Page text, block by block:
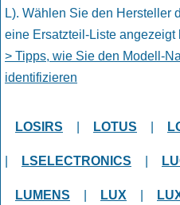
L). Wählen Sie den Hersteller
eine Ersatzteil-Liste angezeigt
> Tipps, wie Sie den Modell-
identifizieren
LOSIRS LOTUS
LSELECTRONICS
LUMENS LUX